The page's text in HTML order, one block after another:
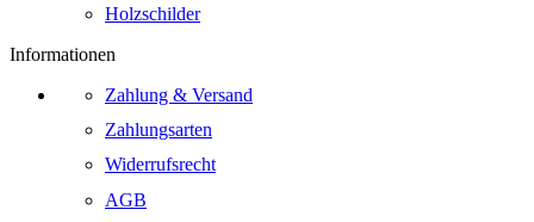
Holzschilder
Informationen
Zahlung & Versand
Zahlungsarten
Widerrufsrecht
AGB